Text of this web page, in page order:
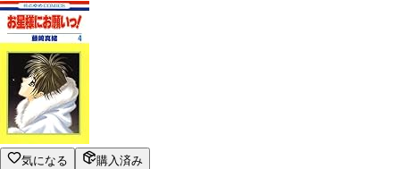
気になる 購入済み